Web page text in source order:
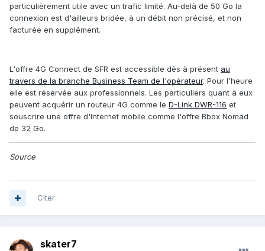
particulièrement utile avec un trafic limité. Au-delà de 50 Go la
connexion est d'ailleurs bridée, à un débit non précisé, et non
facturée en supplément.
L'offre 4G Connect de SFR est accessible dès à présent au
travers de la branche Business Team de l'opérateur. Pour l'heure
elle est réservée aux professionnels. Les particuliers quant à eux
peuvent acquérir un routeur 4G comme le D-Link DWR-116 et
souscrire une offre d'Internet mobile comme l'offre Bbox Nomad
de 32 Go.
Source
Citer
skater7